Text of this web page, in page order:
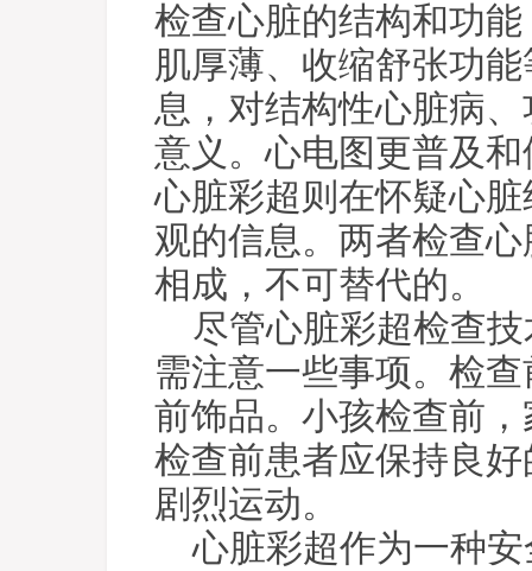
检查心脏的结构和功
肌厚薄、收缩舒张功
息，对结构性心脏病
意义。心电图更普及
心脏彩超则在怀疑心
观的信息。两者检查
相成，不可替代的。
尽管心脏彩超检查
需注意一些事项。检
前饰品。小孩检查前
检查前患者应保持良
剧烈运动。
心脏彩超作为一种